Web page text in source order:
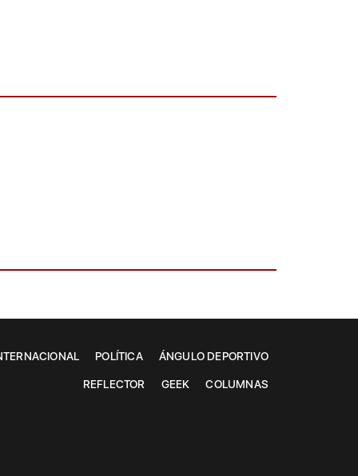
POLÍTICA ÁNGULO DEPORTIVO
REFLECTOR GEEK COLUMNAS